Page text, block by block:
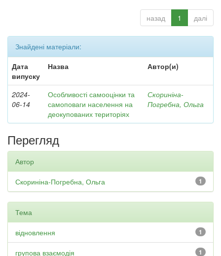
назад 1 далі
Знайдені матеріали:
Дата
випуску
Назва Автор(и)
2024-
06-14
Особливості самооцінки та
самоповаги населення на
деокупованих територіях
Скориніна-
Погребна, Ольга
Перегляд
Автор
1
Скориніна-Погребна, Ольга
Тема
1
відновлення
1
групова взаємодія